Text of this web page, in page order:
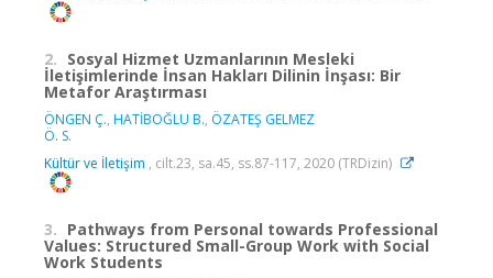
2. Sosyal Hizmet Uzmanlarının Mesleki
İletişimlerinde İnsan Hakları Dilinin İnşası: Bir
Metafor Araştırması
ÖNGEN Ç., HATİBOĞLU B., ÖZATEŞ GELMEZ
Ö. S.
Kültür ve İletişim , cilt.23, sa.45, ss.87-117, 2020 (TRDizin)
3. Pathways from Personal towards Professional
Values: Structured Small-Group Work with Social
Work Students